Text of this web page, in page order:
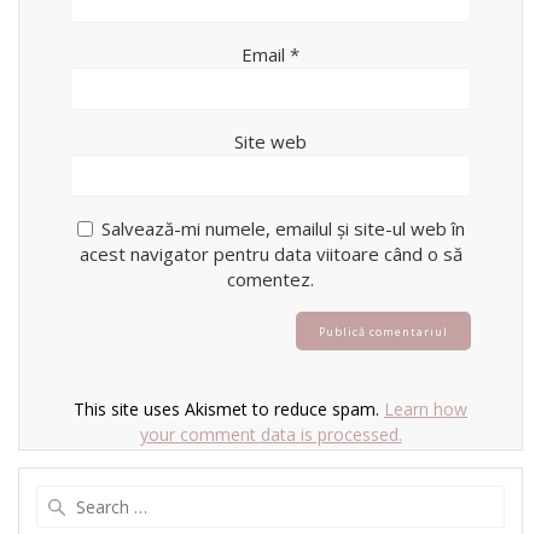
Email *
Site web
Salvează-mi numele, emailul și site-ul web în
acest navigator pentru data viitoare când o să
comentez.
This site uses Akismet to reduce spam. Learn how
your comment data is processed.